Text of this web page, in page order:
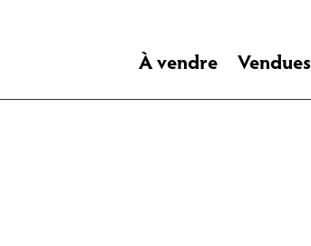
À vendre Vendues